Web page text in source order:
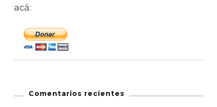
acá:
Comentarios recientes